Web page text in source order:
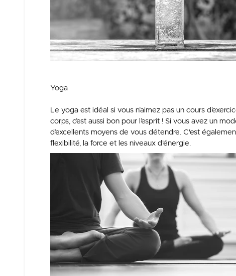
Yoga
Le yoga est idéal si vous n’aimez pas un cours
corps, c’est aussi bon pour l’esprit ! Si vous avez un
d’excellents moyens de vous détendre. C'est
flexibilité, la force et les niveaux d'énergie.